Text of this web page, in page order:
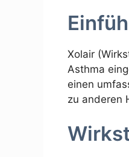
Xolair
Asthma
einen
zu anderen